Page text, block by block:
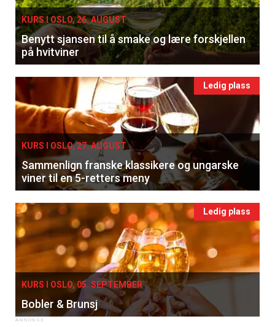
KURS I OSLO, 26. AUGUST
Benytt sjansen til å smake og lære forskjellen
på hvitviner
Ledig plass
KURS I OSLO, 27. AUGUST
Sammenlign franske klassikere og ungarske
viner til en 5-retters meny
Ledig plass
KURS I OSLO, 05. SEPTEMBER
Bobler & Brunsj